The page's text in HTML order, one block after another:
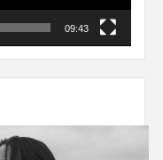
09:43